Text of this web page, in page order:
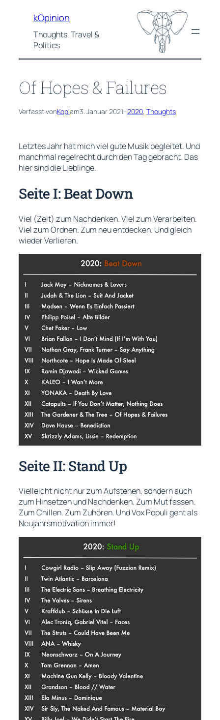
springen
kOpinion
Thoughts, Travel &
Politics
Of Hopes & Failures
Verfasst vonKopiam3. Januar 2021–2020, Thoughts
Letztes Jahr hat mich viel gute Musik begleitet. Und
manchmal regelrecht durch den Tag gebracht. Das
hier sind die Lieblinge.
Seite I: Beat Down
Viel (Zeit) zum Nachdenken. Viel zum Verarbeiten.
Viel zum Ordnen. Zum neu entdecken. Und gleich
wieder Verlieren.
Seite II: Stand Up
Vielleicht nicht nur zum Aufstehen, sondern auch
zum Hinsetzen und Nachdenken. Zum Mut fassen.
Zum Chillen. Zum Zuhören. UndVox Populigeht als
Neujahrsmotivation immer!